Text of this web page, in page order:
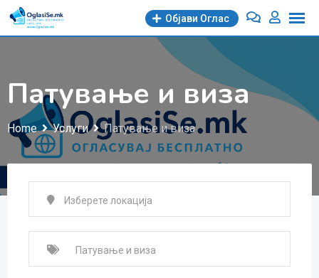
Skip
Објави Oглас
Патување и виза
Home Услуги Патување и виза